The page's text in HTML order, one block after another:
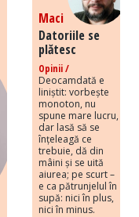
Maci
Datoriile se
plătesc
Opinii /
Deocamdată e
liniștit: vorbește
monoton, nu
spune mare lucru,
dar lasă să se
înțeleagă ce
trebuie, dă din
mâini și se uită
aiurea; pe scurt –
e ca pătrunjelul în
supă: nici în plus,
nici în minus.